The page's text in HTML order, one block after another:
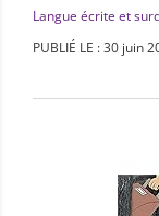
Langue écrite et
PUBLIÉ LE : 30 juin